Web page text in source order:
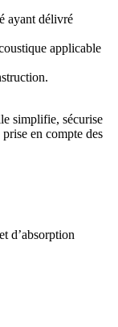
ayant délivré
applicable
simplifie, sécurise
en compte des
d’absorption